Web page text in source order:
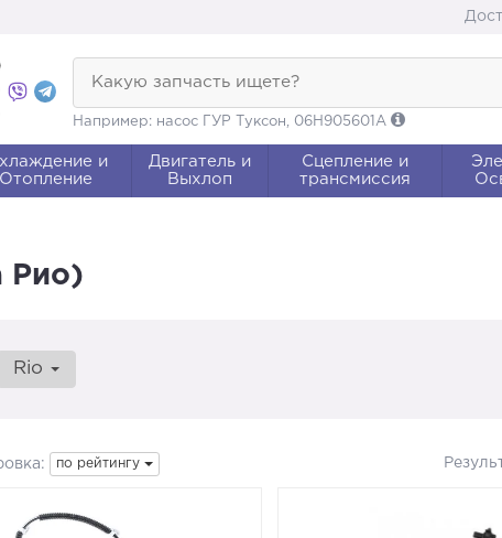
Какую запчасть ищете?
Например: насос ГУР Туксон, 06H905601A
и
Отопление
Двигатель и
Выхлоп
Сцепление и
трансмиссия
Рио)
Rio
по рейтингу